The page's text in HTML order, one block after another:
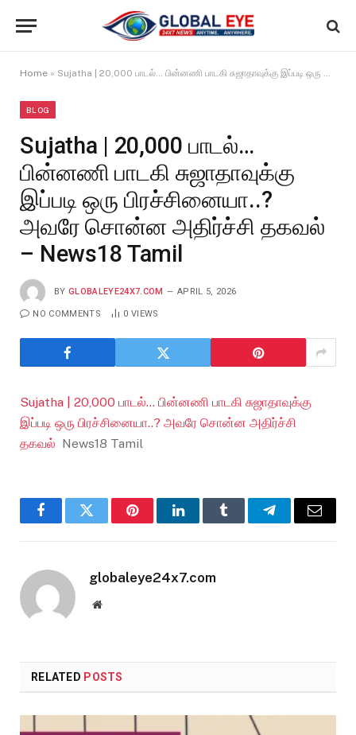
Home » Sujatha | 20,000 பாடல்… பின்னணி பாடகி சுஜாதாவுக்கு இப்படி ஒரு பிரச்சினையா..? அவரே சொன்ன அதிர்ச்சி தகவல் – News18 Tamil
BLOG
Sujatha | 20,000 பாடல்…
பின்னணி பாடகி சுஜாதாவுக்கு
இப்படி ஒரு பிரச்சினையா..?
அவரே சொன்ன அதிர்ச்சி தகவல்
– News18 Tamil
BY GLOBALEYE24X7.COM APRIL 5, 2026
NO COMMENTS 0 VIEWS
Sujatha | 20,000 பாடல்… பின்னணி பாடகி சுஜாதாவுக்கு
இப்படி ஒரு பிரச்சினையா..? அவரே சொன்ன அதிர்ச்சி
தகவல் News18 Tamil
FacebookTwitter PinterestLinkedInTumblr TelegramEmail
globaleye24x7.com
Website
RELATED POSTS